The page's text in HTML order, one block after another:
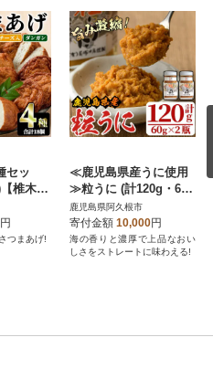
セッ
椎木水
円
つまあげ!
≪鹿児島県産うに使用
≫粒うに (計120g・60g
×2瓶) 【尾塚水産】a-1
2-228-z
鹿児島県阿久根市
寄付金額 10,000円
海の香りと濃厚で上品なおい
しさをストレートに味わえる!